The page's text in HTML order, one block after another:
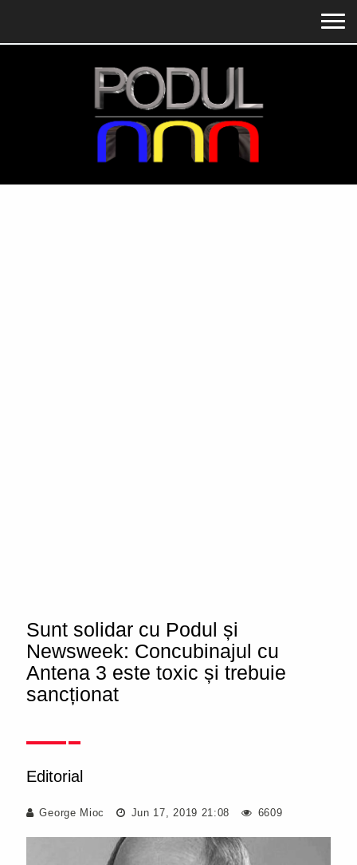
Sunt solidar cu Podul și
Newsweek: Concubinajul cu
Antena 3 este toxic și trebuie
sancționat
Editorial
George Mioc Jun 17, 2019 21:08 6609